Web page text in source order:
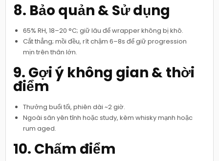
8. Bảo quản & Sử dụng
65% RH, 18–20 °C; giữ lâu để wrapper không bị khô.
Cắt thẳng; mồi đều, rít chậm 6–8s để giữ progression
mịn trên thân lớn.
9. Gợi ý không gian & thời
điểm
Thưởng buổi tối, phiên dài ~2 giờ.
Ngoài sân yên tĩnh hoặc study, kèm whisky mạnh hoặc
rum aged.
10. Chấm điểm